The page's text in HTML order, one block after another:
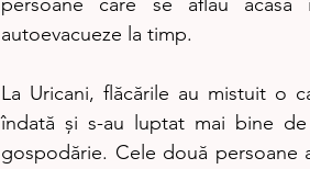
autoevacueze la timp.
La Uricani, flăcările au mistuit o
îndată și s-au luptat mai bine
gospodărie. Cele două persoane